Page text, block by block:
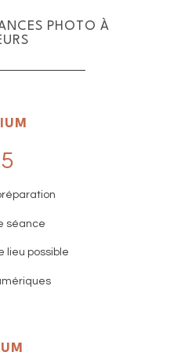
PHOTO À
séance
lieu possible